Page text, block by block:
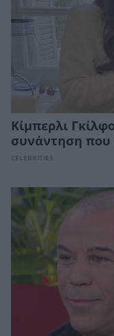
Κίμπερλι
συνάντηση που
CELEBRITIES